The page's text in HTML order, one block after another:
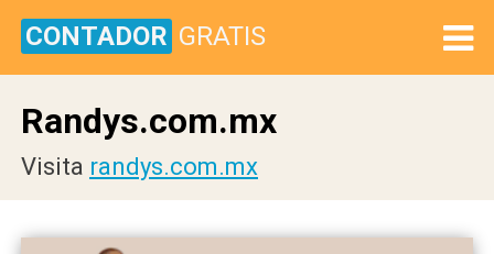
CONTADOR GRATIS
Randys.com.mx
Visita randys.com.mx